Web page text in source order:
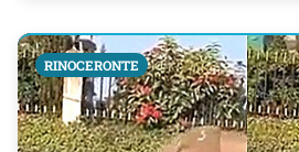
RINOCERONTE